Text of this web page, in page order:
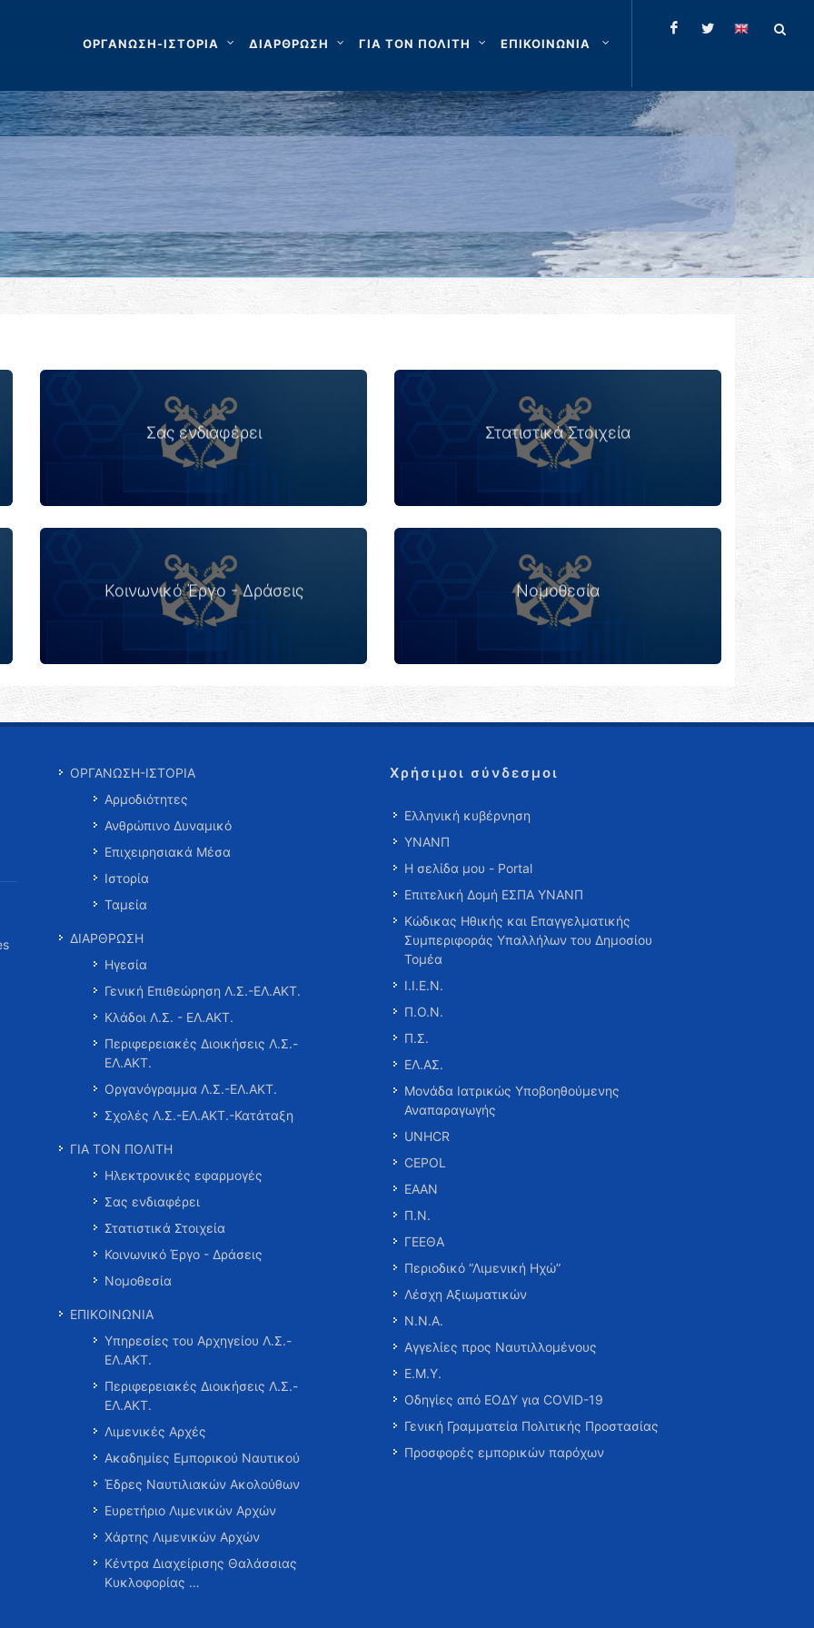
ΟΡΓΑΝΩΣΗ-ΙΣΤΟΡΙΑ ΔΙΑΡΘΡΩΣΗ ΓΙΑ ΤΟΝ ΠΟΛΙΤΗ ΕΠΙΚΟΙΝΩΝΙΑ
Σας ενδιαφέρει
Σας ενδιαφέρει Στατιστικά Στοιχεία
Λ.Σ. - ΕΛ.ΑΚΤ.
Κοινωνικό Έργο - Δράσεις
Κοινωνικό Έργο - Δράσεις Νομοθεσία
Νομοθεσία
ΟΡΓΑΝΩΣΗ-ΙΣΤΟΡΙΑ
Αρμοδιότητες
Ανθρώπινο Δυναμικό
Επιχειρησιακά Μέσα
Ιστορία
Ταμεία
ΔΙΑΡΘΡΩΣΗ
Ηγεσία
Γενική Επιθεώρηση Λ.Σ.-ΕΛ.ΑΚΤ.
Κλάδοι Λ.Σ. - ΕΛ.ΑΚΤ.
Περιφερειακές Διοικήσεις Λ.Σ.-
ΕΛ.ΑΚΤ.
Οργανόγραμμα Λ.Σ.-ΕΛ.ΑΚΤ.
Σχολές Λ.Σ.-ΕΛ.ΑΚΤ.-Κατάταξη
ΓΙΑ ΤΟΝ ΠΟΛΙΤΗ
Ηλεκτρονικές εφαρμογές
Σας ενδιαφέρει
Στατιστικά Στοιχεία
Κοινωνικό Έργο - Δράσεις
Νομοθεσία
ΕΠΙΚΟΙΝΩΝΙΑ
Υπηρεσίες του Αρχηγείου Λ.Σ.-
ΕΛ.ΑΚΤ.
Περιφερειακές Διοικήσεις Λ.Σ.-
ΕΛ.ΑΚΤ.
Λιμενικές Αρχές
Ακαδημίες Εμπορικού Ναυτικού
Έδρες Ναυτιλιακών Ακολούθων
Ευρετήριο Λιμενικών Αρχών
Χάρτης Λιμενικών Αρχών
Κέντρα Διαχείρισης Θαλάσσιας
Κυκλοφορίας …
Χρήσιμοι σύνδεσμοι
Ελληνική κυβέρνηση
ΥΝΑΝΠ
Η σελίδα μου - Portal
Επιτελική Δομή ΕΣΠΑ ΥΝΑΝΠ
Κώδικας Ηθικής και Επαγγελματικής
Συμπεριφοράς Υπαλλήλων του Δημοσίου
Τομέα
Ι.Ι.Ε.Ν.
Π.Ο.Ν.
Π.Σ.
ΕΛ.ΑΣ.
Μονάδα Ιατρικώς Υποβοηθούμενης
Αναπαραγωγής
UNHCR
CEPOL
ΕΑΑΝ
Π.Ν.
ΓΕΕΘΑ
Περιοδικό “Λιμενική Ηχώ”
Λέσχη Αξιωματικών
Ν.Ν.Α.
Αγγελίες προς Ναυτιλλομένους
Ε.Μ.Υ.
Οδηγίες από ΕΟΔΥ για COVID-19
Γενική Γραμματεία Πολιτικής Προστασίας
Προσφορές εμπορικών παρόχων